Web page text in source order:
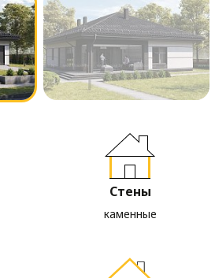
Стены
каменные